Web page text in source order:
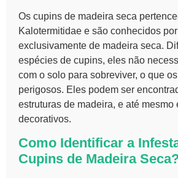
Os cupins de madeira seca
Kalotermitidae e são conhecidos
exclusivamente de madeira seca.
espécies de cupins, eles não
com o solo para sobreviver, o que
perigosos. Eles podem ser
estruturas de madeira, e até mesmo
decorativos.
Como Identificar a
Cupins de Madeira